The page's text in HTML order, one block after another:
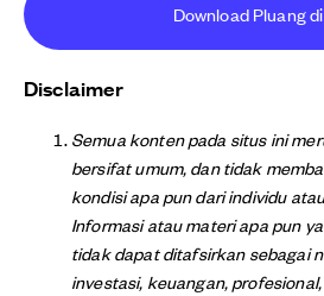
Download Pluang
Disclaimer
Semua konten pada situs ini
bersifat umum, dan tidak
kondisi apa pun dari individu
Informasi atau materi apa pun
tidak dapat ditafsirkan sebagai
investasi, keuangan,